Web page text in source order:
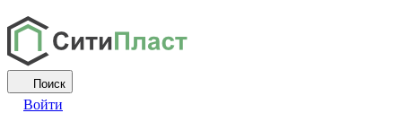
Поиск
Войти